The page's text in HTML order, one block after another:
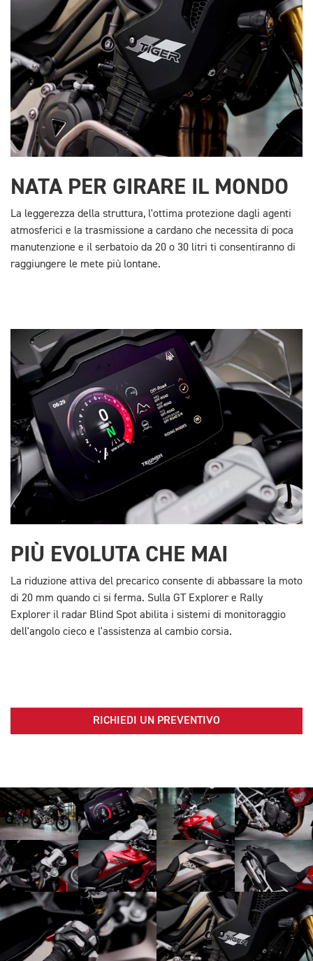
NATA PER GIRARE IL MONDO
La leggerezza della struttura, l'ottima protezione dagli agenti
atmosferici e la trasmissione a cardano che necessita di poca
manutenzione e il serbatoio da 20 o 30 litri ti consentiranno di
raggiungere le mete più lontane.
PIÙ EVOLUTA CHE MAI
La riduzione attiva del precarico consente di abbassare la moto
di 20 mm quando ci si ferma. Sulla GT Explorer e Rally
Explorer il radar Blind Spot abilita i sistemi di monitoraggio
dell'angolo cieco e l'assistenza al cambio corsia.
RICHIEDI UN PREVENTIVO